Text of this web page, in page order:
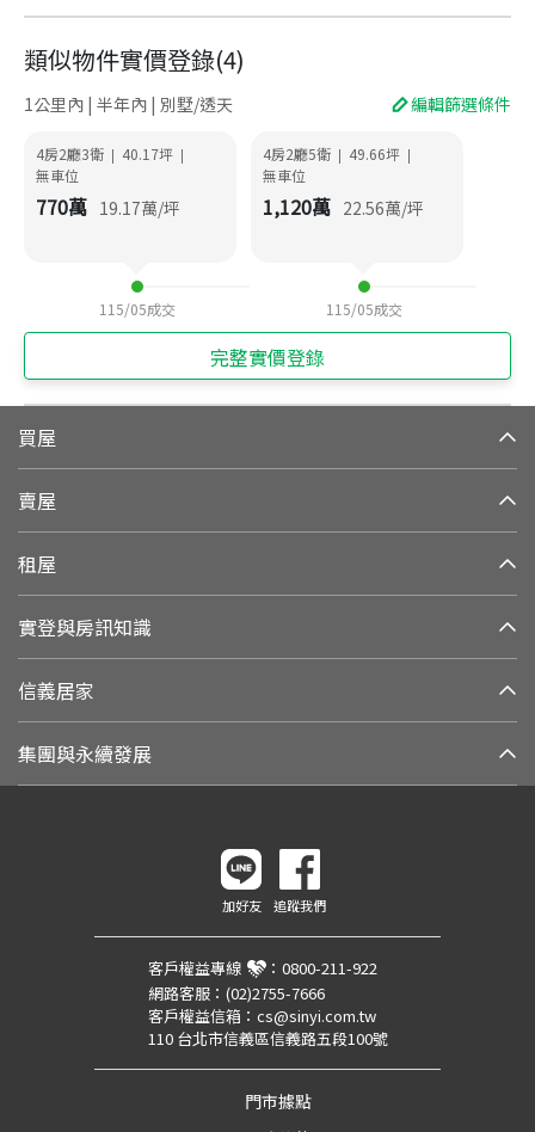
類似物件實價登錄(4)
1公里內 | 半年內 | 別墅/透天 編輯篩選條件
4房2廳3衛 | 40.17坪 |
無車位
770萬 19.17萬/坪
115/05成交
4房2廳5衛 | 49.66坪 |
無車位
1,120萬 22.56萬/坪
115/05成交
完整實價登錄
買屋
賣屋
租屋
實登與房訊知識
信義居家
集團與永續發展
加好友 追蹤我們
客戶權益專線 ： 0800-211-922
網路客服： (02)2755-7666
客戶權益信箱： cs@sinyi.com.tw
110 台北市信義區信義路五段100號
門市據點